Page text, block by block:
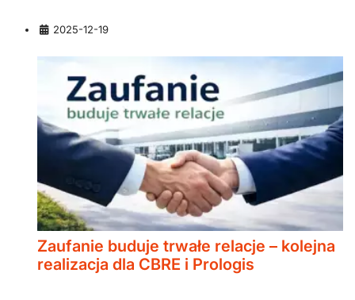
Zaufanie buduje trwałe relacje – kolejna
realizacja dla CBRE i Prologis
Szczegóły
2025-12-19